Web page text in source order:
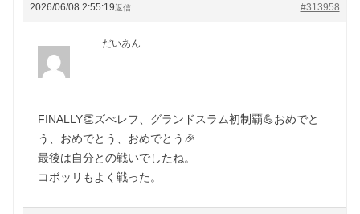
2026/06/08 2:55:19 #313958
返信
だいあん
FINALLY👏ズべレフ、グランドスラム初制覇💪おめでと
う、おめでとう、おめでとう🎉
最後は自分との戦いでしたね。
コボッリもよく戦った。